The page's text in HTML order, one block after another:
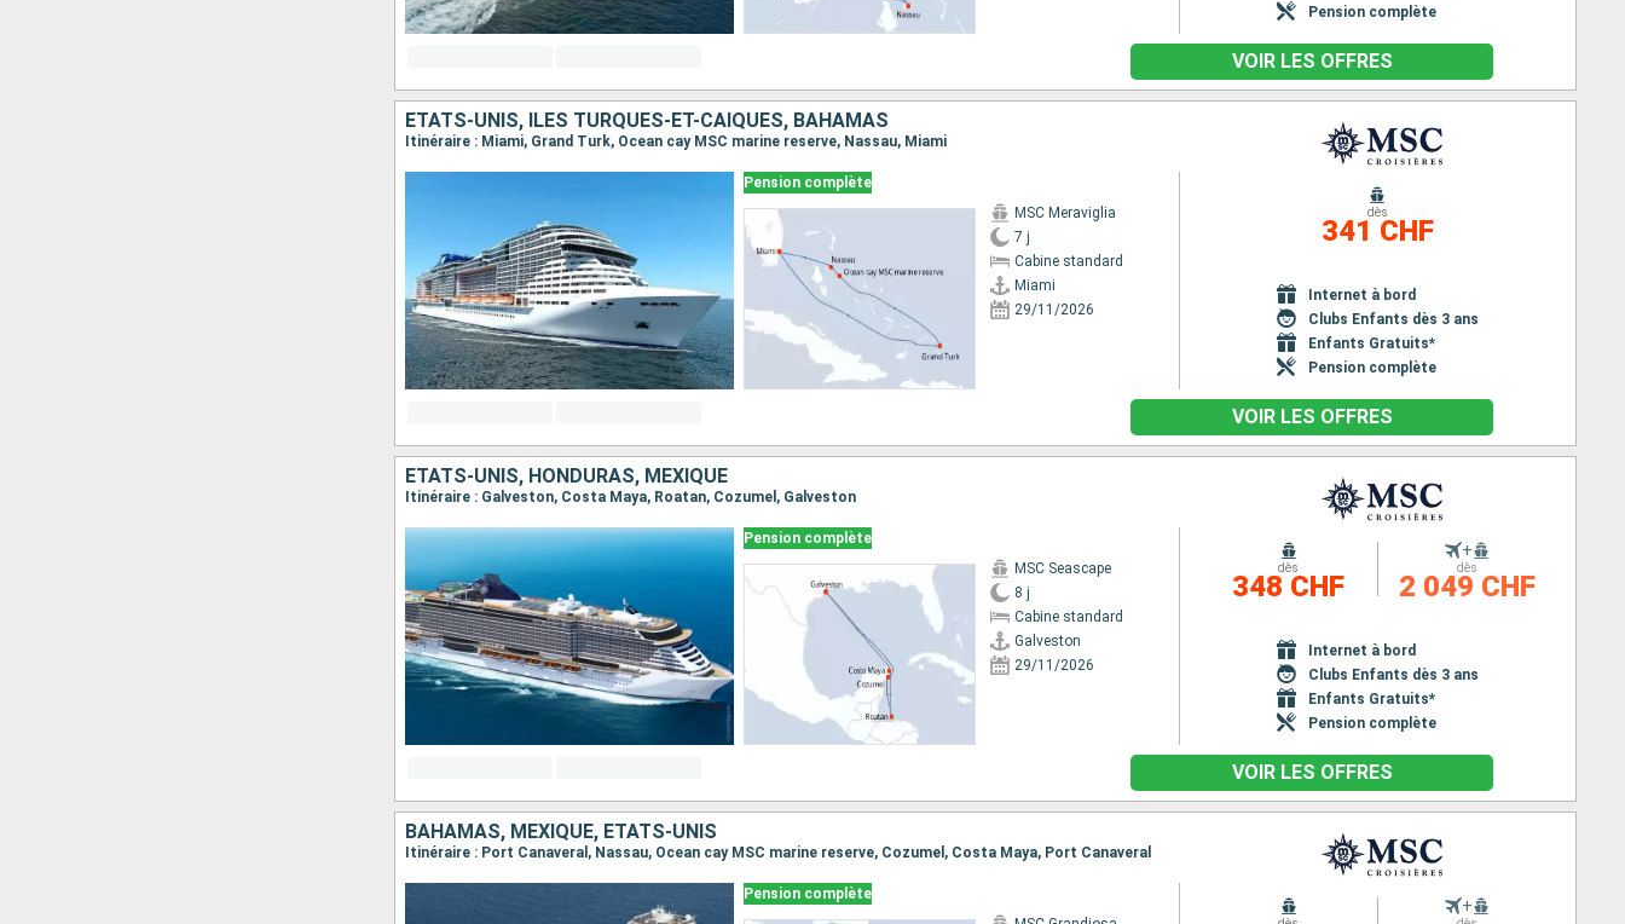
Pension complète
VOIR LES OFFRES
ÉTATS-UNIS, ÎLES TURQUES-ET-CAÏQUES, BAHAMAS
Itinéraire : Miami, Grand Turk, Ocean cay MSC marine reserve, Nassau, Miami
Pension complète
MSC Meraviglia
7 j
Cabine standard
Miami
29/11/2026
dès
341 CHF
Internet à bord
Clubs Enfants dès 3 ans
Enfants Gratuits*
Pension complète
VOIR LES OFFRES
ÉTATS-UNIS, HONDURAS, MEXIQUE
Itinéraire : Galveston, Costa Maya, Roatan, Cozumel, Galveston
Pension complète
MSC Seascape
8 j
Cabine standard
Galveston
29/11/2026
dès
348 CHF
+
dès
2 049 CHF
Internet à bord
Clubs Enfants dès 3 ans
Enfants Gratuits*
Pension complète
VOIR LES OFFRES
BAHAMAS, MEXIQUE, ÉTATS-UNIS
Itinéraire : Port Canaveral, Nassau, Ocean cay MSC marine reserve, Cozumel, Costa Maya, Port Canaveral
Pension complète
+